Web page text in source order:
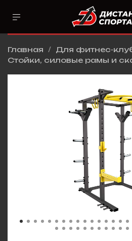
Главная Для фитнес-
Стойки, силовые рамы и